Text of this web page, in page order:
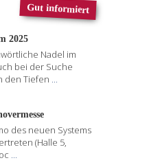
Gut informiert
2025
Nadel im
bei der Suche
den Tiefen ...
des neuen Systems
(Halle 5,
...